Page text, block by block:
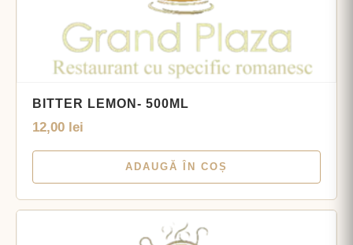
BITTER LEMON- 500ML
12,00 lei
ADAUGĂ ÎN COȘ